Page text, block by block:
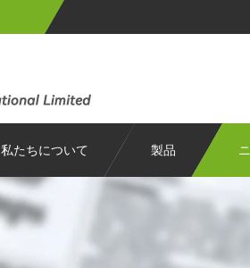
私たちについて 製品